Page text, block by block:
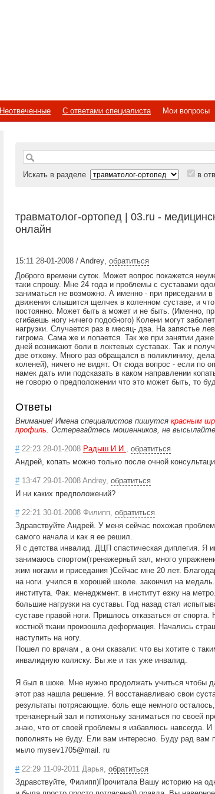
Неотвеченные С ответами специалиста
Мои вопросы
Искать в разделе в
травматолог-ортопед | 03.ru -
онлайн
15:11 28-01-2008 / Andrey, обратиться
Доброго времени суток. Может вопрос покажется
таки спрошу. Мне 24 года и проблемы с суставами
заниматься не возможно. А именно - при приседании
движения слышится щелчек в коленном суставе, и
постоянно. Может быть а может и не быть. (Именно,
сгибаешь ногу ничего подобного) Колени могут
нагрузки. Случается раз в месяц- два. На запястье
гигрома. Сама же и лопается. Так же при занятии
дней возникают боли в локтевых суставах. Так и
две отхожу. Много раз обращался в поликлинику,
коленей), ничего не видят. От сюда вопрос - если по
намек дать или подсказать в каком направлении
не говорю о предположении что это может быть, то
Ответы
Внимание! Имена специалистов пишутся красным
профиль. Остерегайтесь мошенников, не высылайте
#22:23 28-01-2008 Радыш И.И., обратиться
Андрей, копать можно только после очной
#13:47 29-01-2008 Andrey, обратиться
И ни каких предположений?
#22:21 30-01-2008 Филипп, обратиться
Здравствуйте Андрей. У меня сейчас похожая
самого начала и как я ее решил.
Я с детства инвалид. ДЦП спастическая диплегия. Я
занимаюсь спортом(тренажерный зал, много
жим ногами и приседания )Сейчас мне 20 лет.
на ноги. учился в хорошей школе. закончил на
института. Фак. менеджмент. в институт езжу на
большие нагрузки на суставы. Год назад стал
суставе правой ноги. Пришлось отказаться от
костной ткани произошла деформация. Начались
наступить на ногу.
Пошел по врачам , а они сказали: что вы хотите с
инвалидную коляску. Вы же и так уже инвалид.
Я был в шоке. Мне нужно продолжать учиться чтобы
этот раз нашла решение. Я восстанавливаю свои
результаты потрясающие. боль еще немного
тренажерный зал и потихоньку заниматься по своей
знаю, что от своей проблемы я избавлюсь навсегда.
пополнять не буду. Ели вам интересно. Буду рад вам
мыло mysev1705@mail. ru
#22:29 11-09-2011 Дарья, обратиться
Здравствуйте, Филипп)Прочитала Вашу историю на